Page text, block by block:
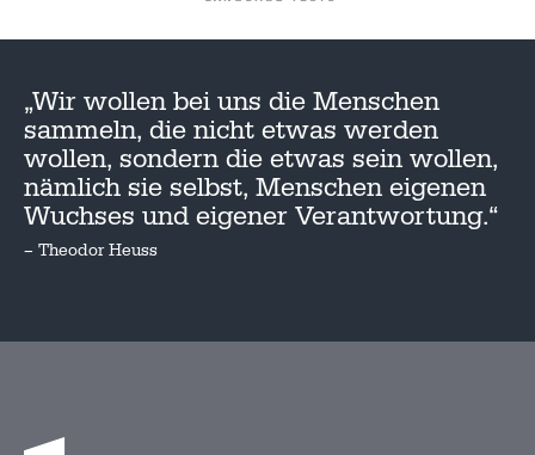
„Wir wollen bei uns die Menschen
sammeln, die nicht etwas werden
wollen, sondern die etwas sein wollen,
nämlich sie selbst, Menschen eigenen
Wuchses und eigener Verantwortung.“
– Theodor Heuss